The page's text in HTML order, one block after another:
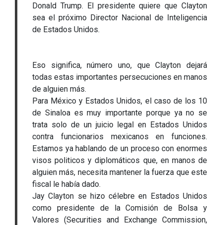
Donald Trump. El presidente quiere que Clayton
sea el próximo Director Nacional de Inteligencia
de Estados Unidos.
Eso significa, número uno, que Clayton dejará
todas estas importantes persecuciones en manos
de alguien más.
Para México y Estados Unidos, el caso de los 10
de Sinaloa es muy importante porque ya no se
trata solo de un juicio legal en Estados Unidos
contra funcionarios mexicanos en funciones.
Estamos ya hablando de un proceso con enormes
visos politicos y diplomáticos que, en manos de
alguien más, necesita mantener la fuerza que este
fiscal le había dado.
Jay Clayton se hizo célebre en Estados Unidos
como presidente de la Comisión de Bolsa y
Valores (Securities and Exchange Commission,